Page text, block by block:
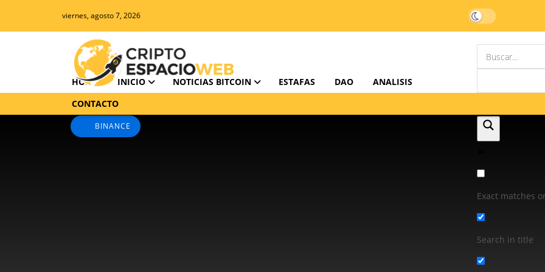
viernes, agosto 7, 2026
HOME INICIO NOTICIAS BITCOIN ESTAFAS DAO
ANALISIS
CONTACTO
BINANCE
Exact matches
Search in title